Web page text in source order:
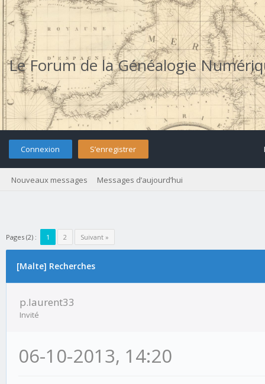
Le Forum de la Généalogie
Connexion S’enregistrer
Nouveaux messages Messages d’aujourd’hui
Pages (2) : 1 2 Suivant »
[Malte] Recherches
p.laurent33
Invité
06-10-2013, 14:20